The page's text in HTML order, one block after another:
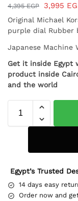
4,395EGP 3,995
Original Michael
purple dial
Japanese Machine
Get it inside Egypt
product inside
and the world
Egypt’s Trusted
14 days easy
Order now and